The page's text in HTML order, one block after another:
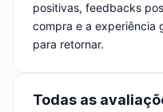
positivas, feedbacks
compra e a experiência
para retornar.
Todas as